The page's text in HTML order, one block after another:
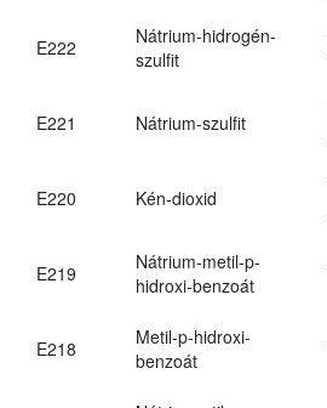
E222
Nátrium-hidrogén-
szulfit
E221 Nátrium-szulfit
E220 Kén-dioxid
E219
Nátrium-metil-p-
hidroxi-benzoát
E218
Metil-p-hidroxi-
benzoát